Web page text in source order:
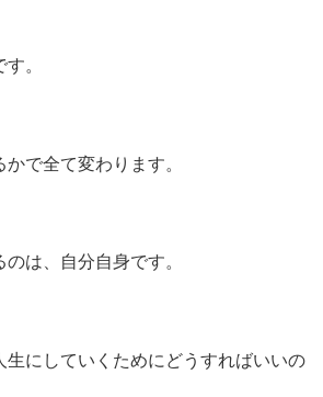
。
で全て変わります。
は、自分自身です。
生にしていくためにどうすればいいの